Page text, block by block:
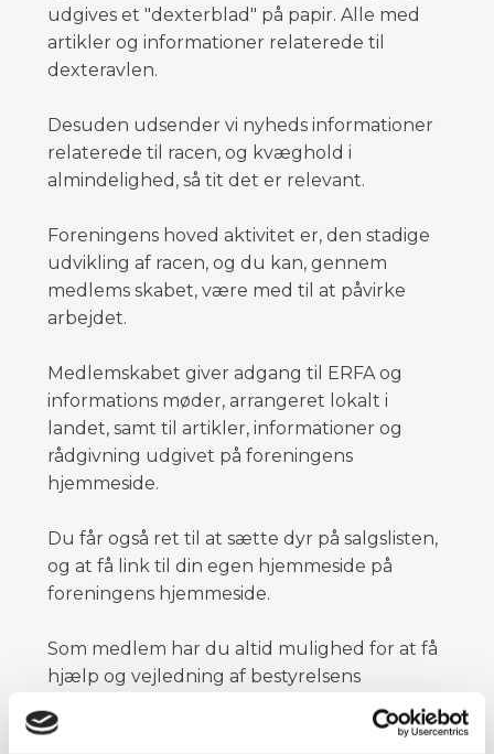
udgives et "dexterblad" på papir. Alle med
artikler og informationer relaterede til
dexteravlen.
Desuden udsender vi nyheds informationer
relaterede til racen, og kvæghold i
almindelighed, så tit det er relevant.
Foreningens hoved aktivitet er, den stadige
udvikling af racen, og du kan, gennem
medlems skabet, være med til at påvirke
arbejdet.
Medlemskabet giver adgang til ERFA og
informations møder, arrangeret lokalt i
landet, samt til artikler, informationer og
rådgivning udgivet på foreningens
hjemmeside.
Du får også ret til at sætte dyr på salgslisten,
og at få link til din egen hjemmeside på
foreningens hjemmeside.
Som medlem har du altid mulighed for at få
hjælp og vejledning af bestyrelsens